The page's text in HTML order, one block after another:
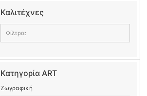
Καλιτέχνες
Φίλτρα:
Κατηγορία ART
Ζωγραφική